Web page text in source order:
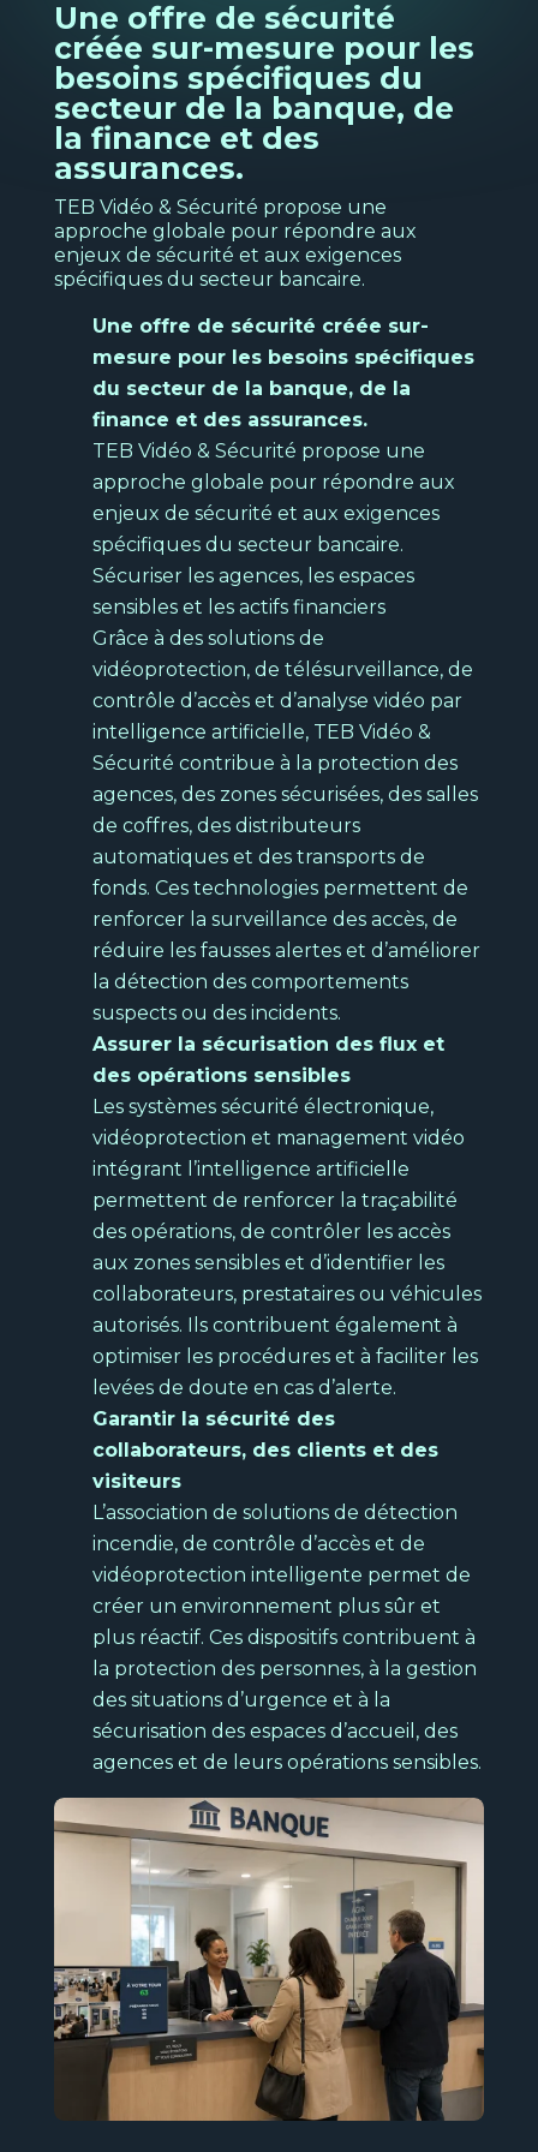
quotidien et vos planifications de
ressources.
Découvrir
Intelligence marketing
Pour optimiser vos décisions
commerciales et opérationnelles grâce
l'analyse des interactions de vos clients
Découvrir
Sécurité électronique
Pour protéger les biens et les personnes
de votre entreprise.
Découvrir
Voir la page
Télé-vidéosurveillance
Formation
Location et financement
Voir la page→
grands
Une offre de sécurité
créée sur-mesure pour les
besoins spécifiques du
secteur de la banque, de
la finance et des
assurances.
TEB Vidéo & Sécurité propose une
approche globale pour répondre aux
enjeux de sécurité et aux exigences
spécifiques du secteur bancaire.
Une offre de sécurité créée sur-
mesure pour les besoins spécifiques
du secteur de la banque, de la
finance et des assurances.
TEB Vidéo & Sécurité propose une
approche globale pour répondre aux
enjeux de sécurité et aux exigences
spécifiques du secteur bancaire.
Sécuriser les agences, les espaces
sensibles et les actifs financiers
Grâce à des solutions de
vidéoprotection, de télésurveillance, de
contrôle d’accès et d’analyse vidéo par
intelligence artificielle, TEB Vidéo &
Sécurité contribue à la protection des
agences, des zones sécurisées, des salles
de coffres, des distributeurs
automatiques et des transports de
fonds. Ces technologies permettent de
renforcer la surveillance des accès, de
réduire les fausses alertes et d’améliorer
la détection des comportements
suspects ou des incidents.
Assurer la sécurisation des flux et
des opérations sensibles
Les systèmes sécurité électronique,
vidéoprotection et management vidéo
intégrant l’intelligence artificielle
permettent de renforcer la traçabilité
des opérations, de contrôler les accès
aux zones sensibles et d’identifier les
collaborateurs, prestataires ou véhicules
autorisés. Ils contribuent également à
optimiser les procédures et à faciliter les
levées de doute en cas d’alerte.
Garantir la sécurité des
collaborateurs, des clients et des
visiteurs
L’association de solutions de détection
incendie, de contrôle d’accès et de
vidéoprotection intelligente permet de
créer un environnement plus sûr et
plus réactif. Ces dispositifs contribuent à
la protection des personnes, à la gestion
des situations d’urgence et à la
sécurisation des espaces d’accueil, des
agences et de leurs opérations sensibles.